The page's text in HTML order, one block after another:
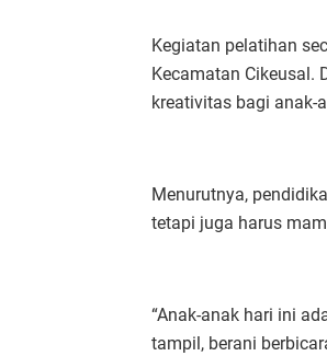
Kegiatan pelatihan
Kecamatan Cikeusal.
kreativitas bagi anak-
Menurutnya,
tetapi juga harus
“Anak-anak hari ini
tampil, berani